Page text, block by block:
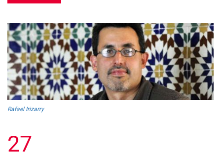
Rafael Irizarry
27